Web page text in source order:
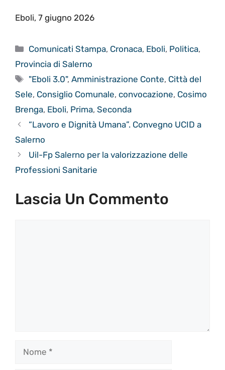
Eboli, 7 giugno 2026
Categorie
Comunicati Stampa, Cronaca, Eboli, Politica,
Provincia di Salerno
Tag
"Eboli 3.0",Amministrazione Conte, Città del
Sele, Consiglio Comunale, convocazione, Cosimo
Brenga, Eboli, Prima, Seconda
“Lavoro e Dignità Umana”. Convegno UCID a
Salerno
Uil-Fp Salerno per la valorizzazione delle
Professioni Sanitarie
Lascia Un Commento